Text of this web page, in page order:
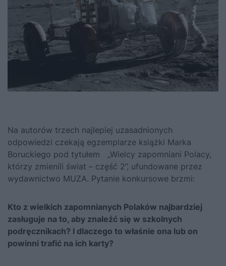
Na autorów trzech najlepiej uzasadnionych
odpowiedzi czekają egzemplarze książki Marka
Boruckiego pod tytułem „Wielcy zapomniani Polacy,
którzy zmienili świat – część 2”, ufundowane przez
wydawnictwo MUZA. Pytanie konkursowe brzmi:
Kto z wielkich zapomnianych Polaków najbardziej
zasługuje na to, aby znaleźć się w szkolnych
podręcznikach? I dlaczego to właśnie ona lub on
powinni trafić na ich karty?